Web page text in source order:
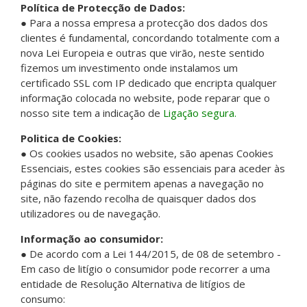
Política de Protecção de Dados:
● Para a nossa empresa a protecção dos dados dos
clientes é fundamental, concordando totalmente com a
nova Lei Europeia e outras que virão, neste sentido
fizemos um investimento onde instalamos um
certificado SSL com IP dedicado que encripta qualquer
informação colocada no website, pode reparar que o
nosso site tem a indicação de Ligação segura.
Politica de Cookies:
● Os cookies usados no website, são apenas Cookies
Essenciais, estes cookies são essenciais para aceder às
páginas do site e permitem apenas a navegação no
site, não fazendo recolha de quaisquer dados dos
utilizadores ou de navegação.
Informação ao consumidor:
● De acordo com a Lei 144/2015, de 08 de setembro -
Em caso de litígio o consumidor pode recorrer a uma
entidade de Resolução Alternativa de litígios de
consumo: